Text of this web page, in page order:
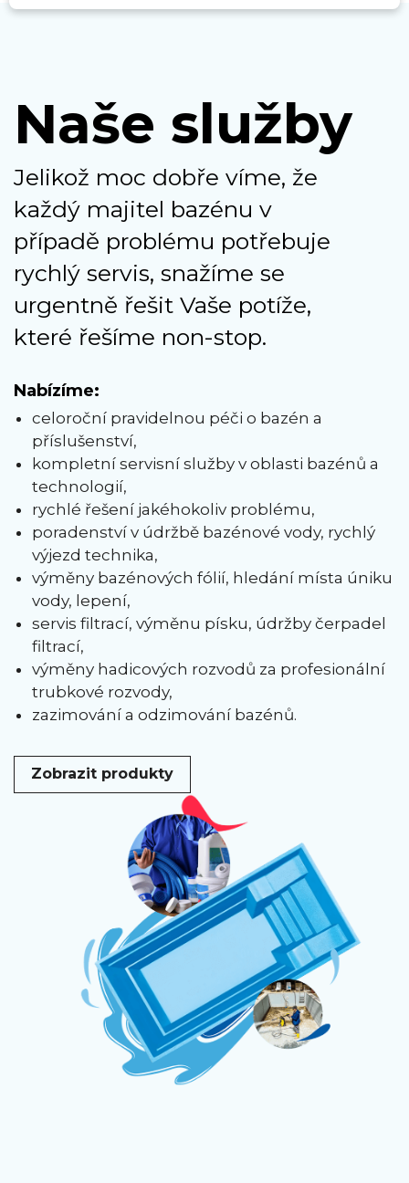
Naše služby
Jelikož moc dobře víme, že
každý majitel bazénu v
případě problému potřebuje
rychlý servis, snažíme se
urgentně řešit Vaše potíže,
které řešíme non-stop.
Nabízíme:
celoroční pravidelnou péči o bazén a
příslušenství,
kompletní servisní služby v oblasti bazénů a
technologií,
rychlé řešení jakéhokoliv problému,
poradenství v údržbě bazénové vody, rychlý
výjezd technika,
výměny bazénových fólií, hledání místa úniku
vody, lepení,
servis filtrací, výměnu písku, údržby čerpadel
filtrací,
výměny hadicových rozvodů za profesionální
trubkové rozvody,
zazimování a odzimování bazénů.
Zobrazit produkty